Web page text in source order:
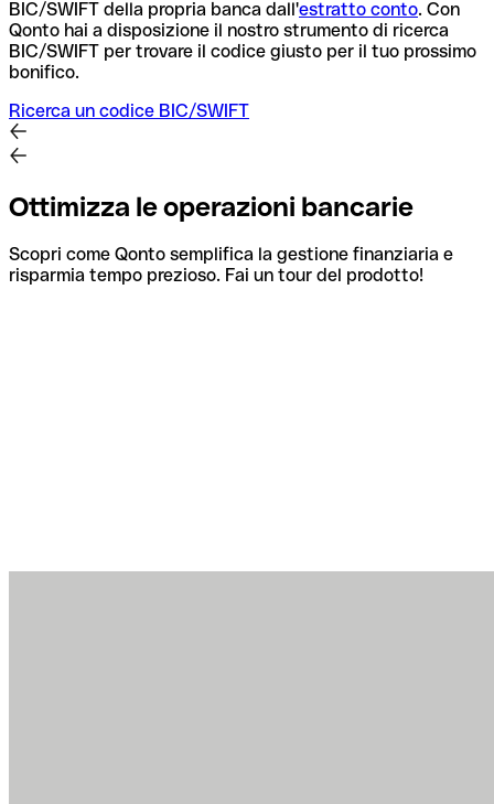
BIC/SWIFT della propria banca dall'estratto conto. Con
Qonto hai a disposizione il nostro strumento di ricerca
BIC/SWIFT per trovare il codice giusto per il tuo prossimo
bonifico.
Ricerca un codice BIC/SWIFT
Ottimizza le operazioni bancarie
Scopri come Qonto semplifica la gestione finanziaria e
risparmia tempo prezioso. Fai un tour del prodotto!